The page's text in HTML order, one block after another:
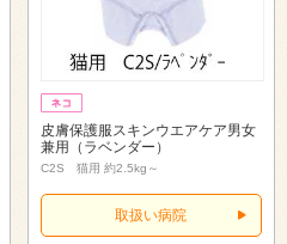
皮膚保護服スキンウエアケア男女
兼用（ラベンダー）
C2S 猫用 約2.5kg～
取扱い病院